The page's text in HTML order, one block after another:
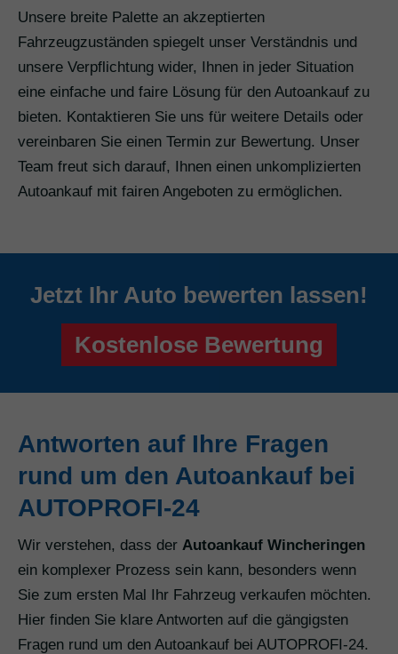
Unsere breite Palette an akzeptierten
Fahrzeugzuständen spiegelt unser Verständnis und
unsere Verpflichtung wider, Ihnen in jeder Situation
eine einfache und faire Lösung für den Autoankauf zu
bieten. Kontaktieren Sie uns für weitere Details oder
vereinbaren Sie einen Termin zur Bewertung. Unser
Team freut sich darauf, Ihnen einen unkomplizierten
Autoankauf mit fairen Angeboten zu ermöglichen.
Jetzt Ihr Auto bewerten lassen!
Kostenlose Bewertung
Antworten auf Ihre Fragen
rund um den Autoankauf bei
AUTOPROFI-24
Wir verstehen, dass der Autoankauf Wincheringen
ein komplexer Prozess sein kann, besonders wenn
Sie zum ersten Mal Ihr Fahrzeug verkaufen möchten.
Hier finden Sie klare Antworten auf die gängigsten
Fragen rund um den Autoankauf bei AUTOPROFI-24.